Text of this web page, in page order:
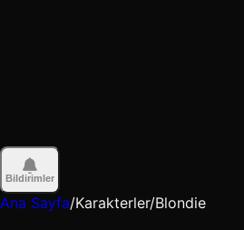
Bildirimler
Ana Sayfa/Karakterler/Blondie